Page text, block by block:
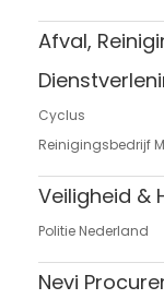
Afval,
Cyclus
Reinigingsbedrijf
Veiligheid &
Politie Nederland
Nevi